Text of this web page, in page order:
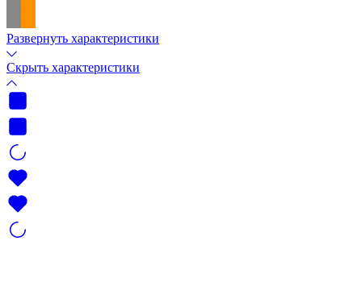
Развернуть характеристики
Скрыть характеристики